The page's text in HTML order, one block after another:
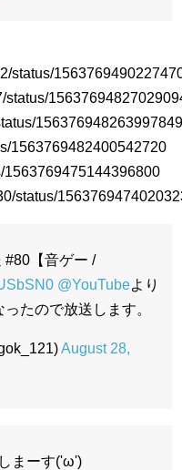
status/
status/
1563769482400542720
1563769475144396800
status/
#80【音ゲー /
@YouTubeより
たので放送します。
August 28,
まーす('ω')